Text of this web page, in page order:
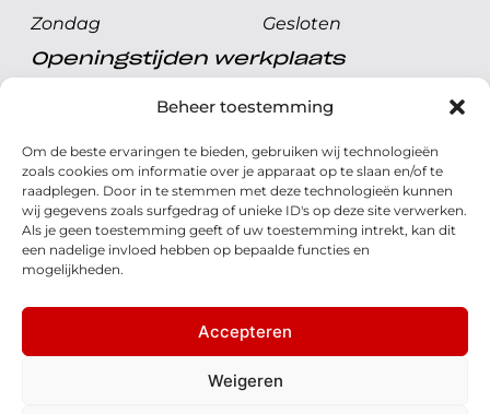
Beheer toestemming
Om de beste ervaringen te bieden, gebruiken wij technologieën
zoals cookies om informatie over je apparaat op te slaan en/of te
raadplegen. Door in te stemmen met deze technologieën kunnen
wij gegevens zoals surfgedrag of unieke ID's op deze site verwerken.
Als je geen toestemming geeft of uw toestemming intrekt, kan dit
een nadelige invloed hebben op bepaalde functies en
mogelijkheden.
Accepteren
Weigeren
Zondag
Gesloten
Openingstijden werkplaats
Maandag t/m vrijdag
08.00 tot 17.00 uur
Zondag
Gesloten
Volg ons
© 2026 - Honda Welman